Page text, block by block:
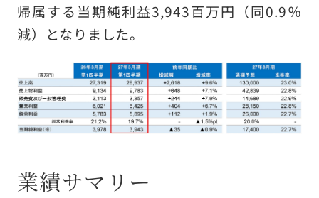
アクセス
お問い合わせ
お客様窓口
NEWS
帰属する当期純利益3,943百万円（同0.9％
減）となりました。
業績サマリー